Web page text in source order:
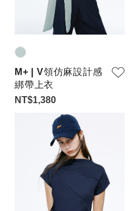
M+ | V領仿麻設計感
綁帶上衣
NT$1,380